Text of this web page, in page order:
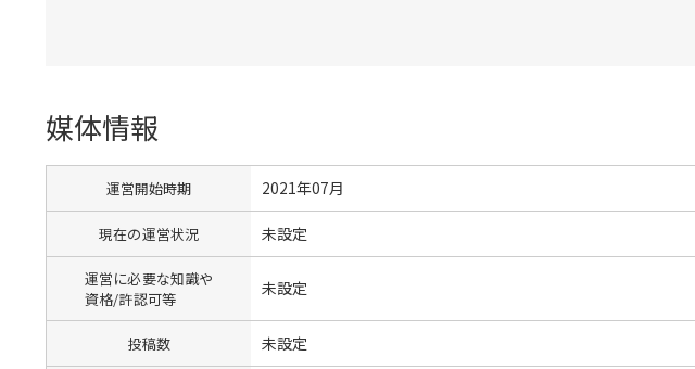
媒体情報
運営開始時期 2021年07月
現在の運営状況 未設定
運営に必要な知識や
資格/許認可等
未設定
投稿数 未設定